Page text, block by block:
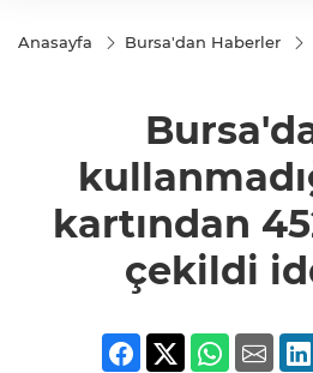
Anasayfa Bursa'dan Haberler
kartından
çekildi